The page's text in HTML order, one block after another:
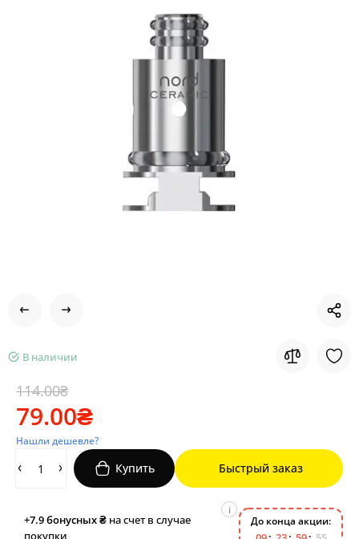
В наличии
114.00₴
79.00₴
Нашли дешевле?
Купить Быстрый заказ
+7.9бонусных ₴ на счет в случае
покупки
i
До конца акции: